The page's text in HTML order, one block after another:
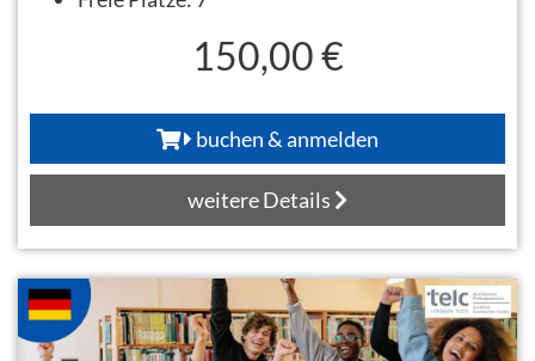
150,00 €
buchen & anmelden
weitere Details